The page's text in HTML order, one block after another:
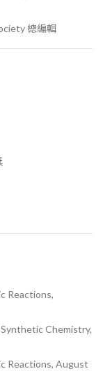
總編輯
Reactions,
Chemistry,
Reactions, August